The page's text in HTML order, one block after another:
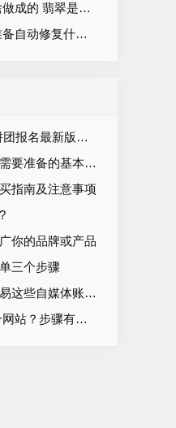
翡翠是什么做的?
么意思 解决方法介绍
新版本源码程序
准备的基本资料
指南及注意事项
你的品牌或产品
三个步骤
体账号在哪里购买？
？步骤有哪些？